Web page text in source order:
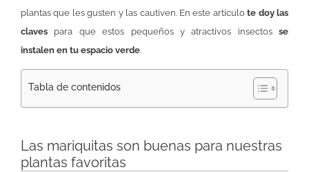
plantas que les gusten y las cautiven. En este artículote doy las
claves para que estos pequeños y atractivos insectos se
instalen en tu espacio verde.
Tabla de contenidos
Las mariquitas son buenas para nuestras
plantas favoritas